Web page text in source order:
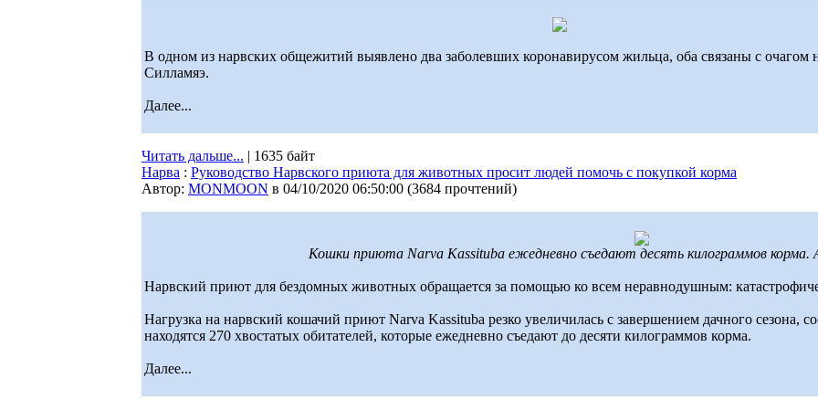
В одном из нарвских общежитий выявлено два заболевших коронавирусом жильца, оба связаны с очагом
Силламяэ.
Далее...
Читать дальше... | 1635 байт
Нарва : Руководство Нарвского приюта для животных просит людей помочь с покупкой корма
Автор: MONMOON в 04/10/2020 06:50:00 (3684 прочтений)
Кошки приюта Narva Kassituba ежедневно съедают десять килограммов
Нарвский приют для бездомных животных обращается за помощью ко всем неравнодушным:
Нагрузка на нарвский кошачий приют Narva Kassituba резко увеличилась с завершением дачного сезона,
находятся 270 хвостатых обитателей, которые ежедневно съедают до десяти килограммов корма.
Далее...